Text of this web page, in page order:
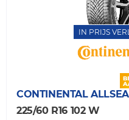
IN PRIJS
CONTINENTAL
225/60 R16 102 W